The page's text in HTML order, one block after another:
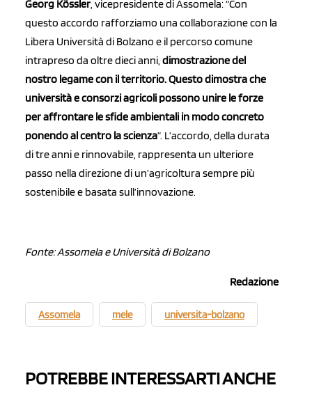
Georg Kössler , vicepresidente di Assomela: “Con
questo accordo rafforziamo una collaborazione con la
Libera Università di Bolzano e il percorso comune
intrapreso da oltre dieci anni, dimostrazione del
nostro legame con il territorio. Questo dimostra che
università e consorzi agricoli possono unire le forze
per affrontare le sfide ambientali in modo concreto
ponendo al centro la scienza”. L’accordo, della durata
di tre anni e rinnovabile, rappresenta un ulteriore
passo nella direzione di un’agricoltura sempre più
sostenibile e basata sull’innovazione.
Fonte: Assomela e Università di Bolzano
Redazione
Assomela mele universita-bolzano
POTREBBE INTERESSARTI ANCHE